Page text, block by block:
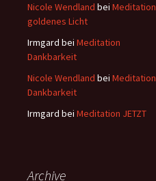
Nicole Wendland bei Meditation
goldenes Licht
Irmgard bei Meditation
Dankbarkeit
Nicole Wendland bei Meditation
Dankbarkeit
Irmgard bei Meditation JETZT
Archive